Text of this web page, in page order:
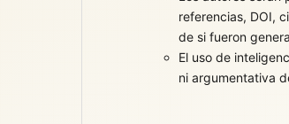
referencias, DOI,
de si fueron
El uso de
ni argumentativa